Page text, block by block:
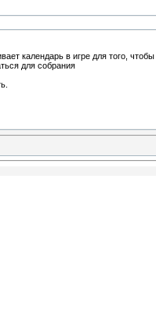
календарь в игре для того,
для собрания